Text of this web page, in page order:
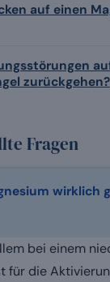
auf einen
zurückgehen?
Fragen
wirklich
bei einem
für die